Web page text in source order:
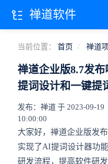
当前位置： 首页 禅道
禅道企业版8.7发
提词设计和一键提
发布：禅道 于 2023-09-19
10:00:00
大家好，禅道企业版发
实现了AI提词设计器功
研发流程，提高软件研
禅道软件